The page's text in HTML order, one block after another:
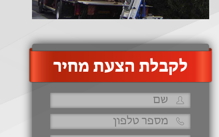
‫לקבלת הצעת מחיר